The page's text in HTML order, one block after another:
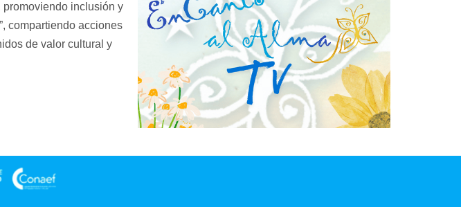
inclusión y
compartiendo acciones
de valor cultural y